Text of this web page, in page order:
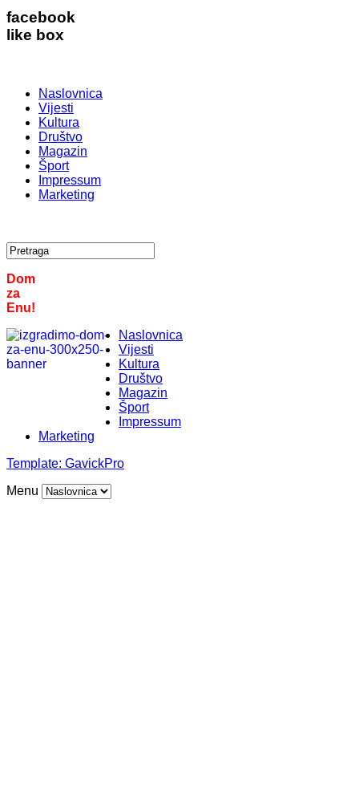
facebook
like box
Naslovnica
Vijesti
Kultura
Društvo
Magazin
Šport
Impressum
Marketing
Dom
za
Enu!
Naslovnica
Vijesti
Kultura
Društvo
Magazin
Šport
Impressum
Marketing
Template: GavickPro
Menu